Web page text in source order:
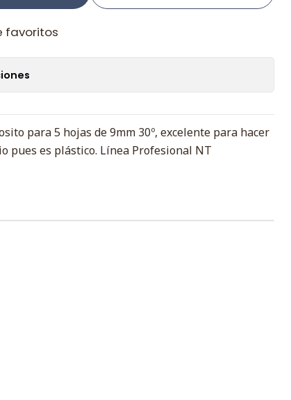
favoritos
para 5 hojas de 9mm 30º, excelente para hacer
pues es plástico. Línea Profesional NT